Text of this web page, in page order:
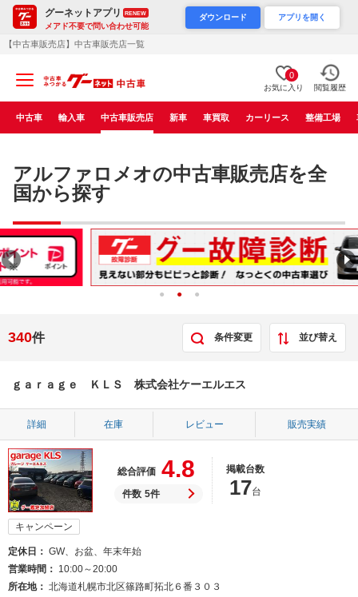
グーネットアプリ RENEW
メアド不要で問い合わせ可能
ダウンロード アプリを開く
【中古車販売店】中古車販売店一覧
0
お気に入り 閲覧履歴
中古車 輸入車 中古車販売店 新車 車買取 カーリース 整備工場
アルファロメオの中古車販売店を全
国から探す
340件 条件変更 並び替え
ｇａｒａｇｅ ＫＬＳ 株式会社ケーエルエス
詳細 在庫 レビュー 販売実績
総合評価 4.8
件数 5件
掲載台数
17台
キャンペーン
定休日
GW、お盆、年末年始
営業時間
10:00～20:00
所在地
北海道札幌市北区篠路町拓北６番３０３